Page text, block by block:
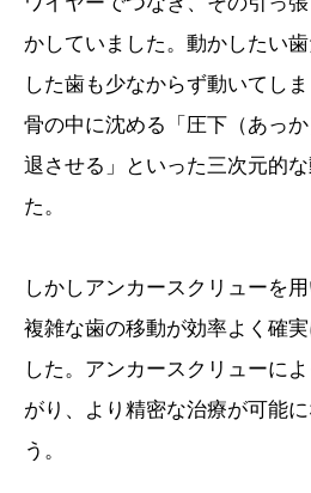
かしていました。動かしたい
した歯も少なからず動いてし
骨の中に沈める「圧下（あっ
退させる」といった三次元的
た。
しかしアンカースクリューを
複雑な歯の移動が効率よく確
した。アンカースクリューに
がり、より精密な治療が可能
う。